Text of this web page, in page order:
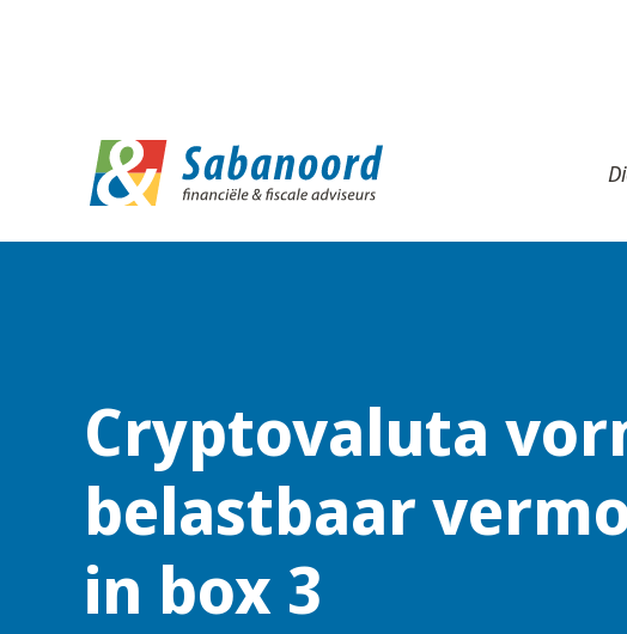
Cryptovaluta
belastbaar
in box 3